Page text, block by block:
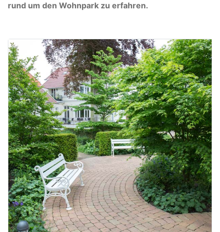
rund um den Wohnpark zu erfahren.